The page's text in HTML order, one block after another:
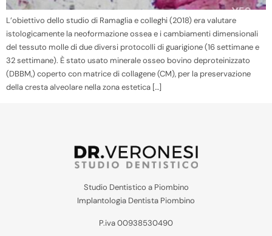
L’obiettivo dello studio di Ramaglia e colleghi (2018) era valutare
istologicamente la neoformazione ossea e i cambiamenti dimensionali
del tessuto molle di due diversi protocolli di guarigione (16 settimane e
32 settimane). È stato usato minerale osseo bovino deproteinizzato
(DBBM,) coperto con matrice di collagene (CM), per la preservazione
della cresta alveolare nella zona estetica […]
Studio Dentistico a Piombino
Implantologia Dentista Piombino
P.iva 00938530490